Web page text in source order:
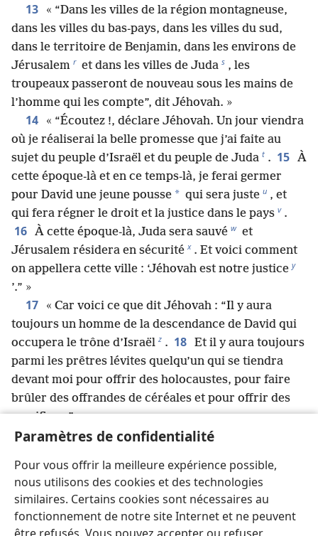
Paramètres de confidentialité
Pour vous offrir la meilleure expérience possible,
nous utilisons des cookies et des technologies
similaires. Certains cookies sont nécessaires au
fonctionnement de notre site Internet et ne peuvent
13
« “Dans les villes de la région montagneuse,
dans les villes du bas-pays, dans les villes du sud,
dans le territoire de Benjamin, dans les environs de
Jérusalem r et dans les villes de Juda s , les
troupeaux passeront de nouveau sous les mains de
l’homme qui les compte”, dit Jéhovah. »
14
« “Écoutez !, déclare Jéhovah. Un jour viendra
où je réaliserai la belle promesse que j’ai faite au
sujet du peuple d’Israël et du peuple de Juda t . 15 À
cette époque-là et en ce temps-là, je ferai germer
pour David une jeune pousse * qui sera juste u , et
qui fera régner le droit et la justice dans le pays v .
16 À cette époque-là, Juda sera sauvé w et
Jérusalem résidera en sécurité x . Et voici comment
on appellera cette ville : ‘Jéhovah est notre justice y
’.” »
17
« Car voici ce que dit Jéhovah : “Il y aura
toujours un homme de la descendance de David qui
occupera le trône d’Israël z . 18 Et il y aura toujours
parmi les prêtres lévites quelqu’un qui se tiendra
devant moi pour offrir des holocaustes, pour faire
brûler des offrandes de céréales et pour offrir des
sacrifices.” »
19 Et Jéhovah parla de nouveau à Jérémie. Il lui
un jour rompre mon alliance au sujet du jour et mon
alliance au sujet de la nuit, pour empêcher le jour et
la nuit de venir au moment prévu
a ? Non ! 21
même, rien ne pourra rompre l’alliance que j’ai faite